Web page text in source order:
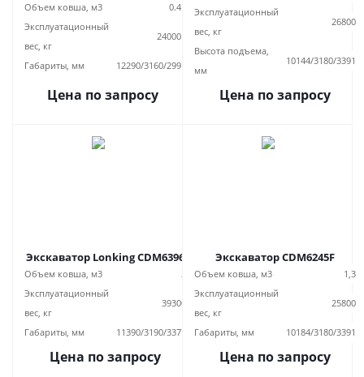
Объем ковша, м3
0.4
Эксплуатационный
вес, кг
24000
Габариты, мм 12290/3160/299
Цена по запросу
Эксплуатационный
вес, кг
26800
Высота подъема,
мм
10144/3180/3391
Цена по запросу
Экскаватор Lonking CDM6396
Объем ковша, м3
2
Эксплуатационный
вес, кг
39300
Габариты, мм 11390/3190/3377
Цена по запросу
Экскаватор CDM6245F
Объем ковша, м3
1,3
Эксплуатационный
вес, кг
25800
Габариты, мм 10184/3180/3391
Цена по запросу